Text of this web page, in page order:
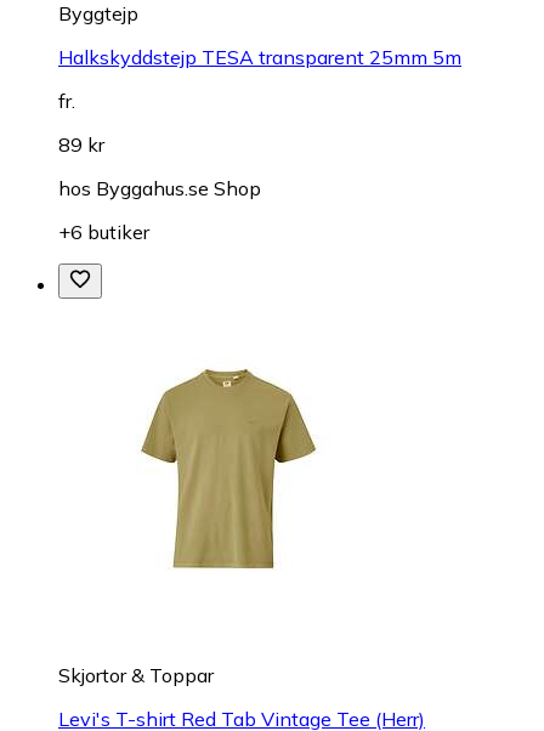
Byggtejp
Halkskyddstejp TESA transparent 25mm 5m
fr.
89 kr
hos Byggahus.se Shop
+6 butiker
Skjortor & Toppar
Levi's T-shirt Red Tab Vintage Tee (Herr)